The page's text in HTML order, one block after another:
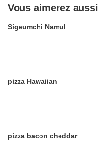
Vous aimerez aussi
Sigeumchi Namul
pizza Hawaiian
pizza bacon cheddar